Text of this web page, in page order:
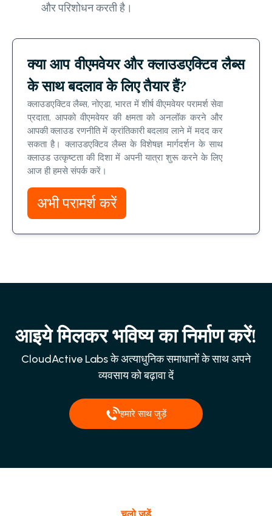
और परिशोधन करती है।
क्या आप वीएमवेयर और क्लाउडएक्टिव लैब्स
के साथ बदलाव के लिए तैयार हैं?
क्लाउडएक्टिव लैब्स, नोएडा, भारत में शीर्ष वीएमवेयर परामर्श सेवा
प्रदाता, आपको वीएमवेयर की क्षमता को अनलॉक करने और
आपकी क्लाउड रणनीति में क्रांतिकारी बदलाव लाने में मदद कर
सकता है। क्लाउडएक्टिव लैब्स के विशेषज्ञ मार्गदर्शन के साथ
क्लाउड उत्कृष्टता की दिशा में अपनी यात्रा शुरू करने के लिए
आज ही हमसे संपर्क करें।
अभी परामर्श करें
आइये मिलकर भविष्य का निर्माण करें!
CloudActive Labs के अत्याधुनिक समाधानों के साथ अपने
व्यवसाय को बढ़ावा दें
हमारे साथ जुड़ें